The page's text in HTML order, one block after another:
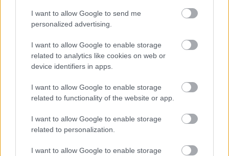
I want to allow Google to send me
personalized advertising.
I want to allow Google to enable storage
related to analytics like cookies on web or
device identifiers in apps.
I want to allow Google to enable storage
related to functionality of the website or app.
I want to allow Google to enable storage
related to personalization.
I want to allow Google to enable storage
burete si push-up. Ai doua optiuni care pot fi
foarte eficiente in acest sens. Prima este
zona bustului, precum volane, funde, suprapuneri,
flori. Ele vor face bustul sa para mult mai mare
decat este in realitate. Cea de-a doua optiune este
reprezentata de rochiile cu decolteu in forma de
ales daca este putin mai adanc.